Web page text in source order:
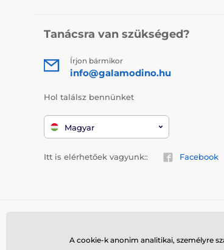
Tanácsra van szükséged?
Írjon bármikor
info@galamodino.hu
Hol találsz bennünket
Magyar
Itt is elérhetőek vagyunk:: Facebook
A cookie-k anonim analitikai, személyre